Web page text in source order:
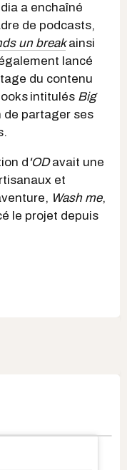
a enchaîné
de podcasts,
un break ainsi
lancé
du contenu
intitulés Big
partager ses
d 'ODavait une
et
Wash me,
le projet depuis